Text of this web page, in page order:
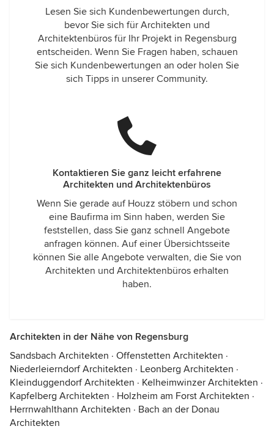
Lesen Sie sich Kundenbewertungen durch,
bevor Sie sich für Architekten und
Architektenbüros für Ihr Projekt in Regensburg
entscheiden. Wenn Sie Fragen haben, schauen
Sie sich Kundenbewertungen an oder holen Sie
sich Tipps in unserer Community.
Kontaktieren Sie ganz leicht erfahrene
Architekten und Architektenbüros
Wenn Sie gerade auf Houzz stöbern und schon
eine Baufirma im Sinn haben, werden Sie
feststellen, dass Sie ganz schnell Angebote
anfragen können. Auf einer Übersichtsseite
können Sie alle Angebote verwalten, die Sie von
Architekten und Architektenbüros erhalten
haben.
Architekten in der Nähe von Regensburg
Sandsbach Architekten · Offenstetten Architekten ·
Niederleierndorf Architekten · Leonberg Architekten ·
Kleinduggendorf Architekten · Kelheimwinzer Architekten ·
Kapfelberg Architekten · Holzheim am Forst Architekten ·
Herrnwahlthann Architekten · Bach an der Donau
Architekten